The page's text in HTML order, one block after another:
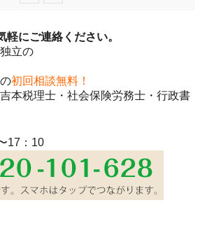
軽にご連絡ください。
立の
初回相談無料！
本税理士・社会保険労務士・行政書
17：10